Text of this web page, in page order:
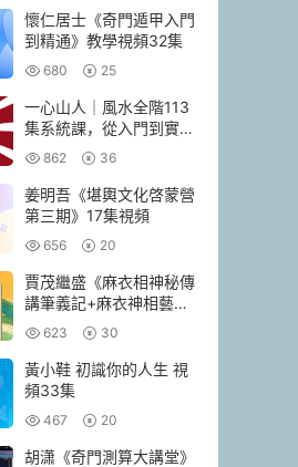
懷仁居士《奇門遁甲入門
到精通》教學視頻32集
680 25
一心山人｜風水全階113
集系統課，從入門到實戰
一套學完
862 36
姜明吾《堪輿文化啓蒙營
第三期》17集視頻
656 20
賈茂繼‬盛《麻衣相神‬秘傳
講筆義‬記+麻衣神相藝四‬
通玄高面階‬相篇》2本pdf
623 30
黃小鞋 初識你的人生 視
頻33集
467 20
胡潇《奇門測算大講堂》